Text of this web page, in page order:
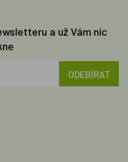
a už Vám nic
ODEBÍRAT